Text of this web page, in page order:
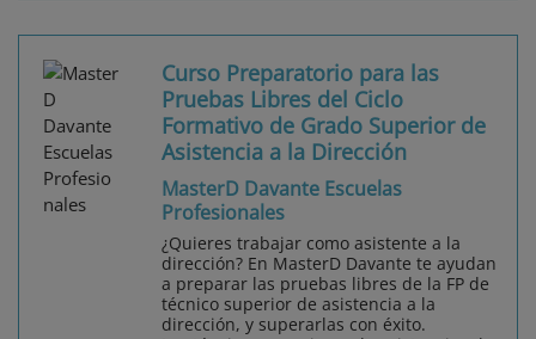
Curso Preparatorio para las
Pruebas Libres del Ciclo
Formativo de Grado Superior de
Asistencia a la Dirección
MasterD Davante Escuelas
Profesionales
¿Quieres trabajar como asistente a la
dirección? En MasterD Davante te ayudan
a preparar las pruebas libres de la FP de
técnico superior de asistencia a la
dirección, y superarlas con éxito.